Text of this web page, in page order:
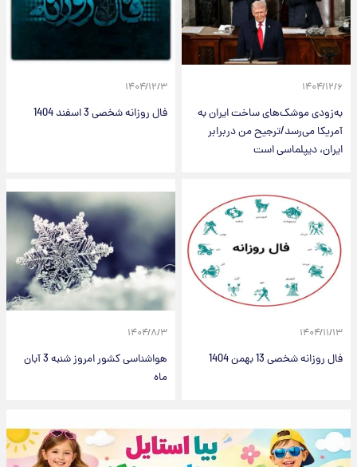
۱۴۰۴/۱۲/۶
به‌زودی موشک‌های ساخت ایران به
آمریکا می‌رسد/ترجیح من دربرابر
ایران، دیپلماسی است
۱۴۰۴/۱۲/۳
فال روزانه شخصی 3 اسفند 1404
۱۴۰۴/۱۱/۱۳
فال روزانه شخصی 13 بهمن 1404
۱۴۰۴/۸/۳
هواشناسی کشور امروز شنبه 3 آبان
ماه